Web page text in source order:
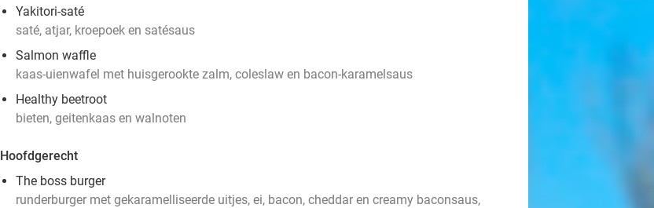
Yakitori-saté
saté, atjar, kroepoek en satésaus
Salmon waffle
kaas-uienwafel met huisgerookte zalm, coleslaw en bacon-karamelsaus
Healthy beetroot
bieten, geitenkaas en walnoten
Hoofdgerecht
The boss burger
runderburger met gekaramelliseerde uitjes, ei, bacon, cheddar en creamy baconsaus,